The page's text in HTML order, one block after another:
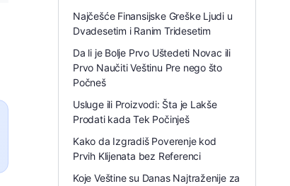
Najčešće Finansijske Greške Ljudi u
Dvadesetim i Ranim Tridesetim
Da li je Bolje Prvo Uštedeti Novac ili
Prvo Naučiti Veštinu Pre nego što
Počneš
Usluge ili Proizvodi: Šta je Lakše
Prodati kada Tek Počinješ
Kako da Izgradiš Poverenje kod
Prvih Klijenata bez Referenci
Koje Veštine su Danas Najtraženije za